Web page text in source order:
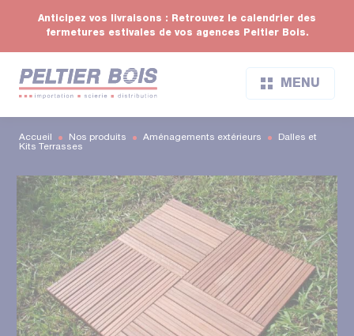
Anticipez vos livraisons : Retrouvez le calendrier des
fermetures estivales de vos agences Peltier Bois.
MENU
Accueil Nos produits Aménagements extérieurs
Dalles et
Kits Terrasses